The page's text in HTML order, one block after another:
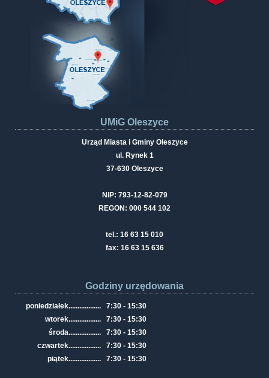
UMiG Oleszyce
Urząd Miasta i Gminy Oleszyce
ul. Rynek 1
37-630 Oleszyce
NIP: 793-12-82-079
REGON: 000 544 102
tel.: 16 63 15 010
fax: 16 63 15 636
Godziny urzędowania
poniedziałek..................
7:30 - 15:30
wtorek..................
7:30 - 15:30
środa..................
7:30 - 15:30
czwartek..................
7:30 - 15:30
piątek.................. 7:30 - 15:30